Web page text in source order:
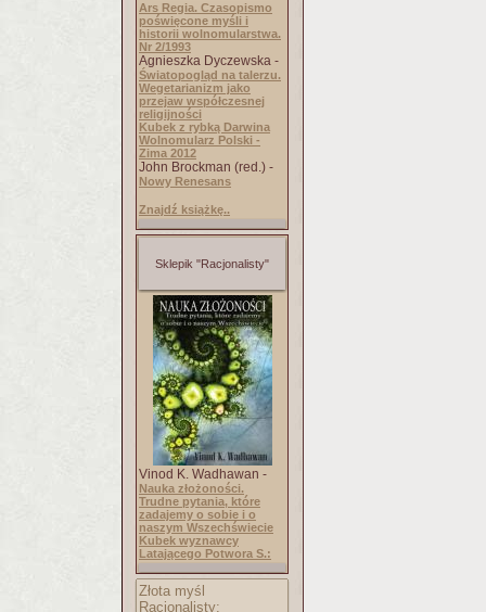
Ars Regia. Czasopismo
poświęcone myśli i
historii wolnomularstwa.
Nr 2/1993
Agnieszka Dyczewska -
Światopogląd na talerzu.
Wegetarianizm jako
przejaw współczesnej
religijności
Kubek z rybką Darwina
Wolnomularz Polski -
Zima 2012
John Brockman (red.) -
Nowy Renesans
Znajdź książkę..
Sklepik "Racjonalisty"
Vinod K. Wadhawan -
Nauka złożoności.
Trudne pytania, które
zadajemy o sobie i o
naszym Wszechświecie
Kubek wyznawcy
Latającego Potwora S.:
Złota myśl
Racjonalisty: